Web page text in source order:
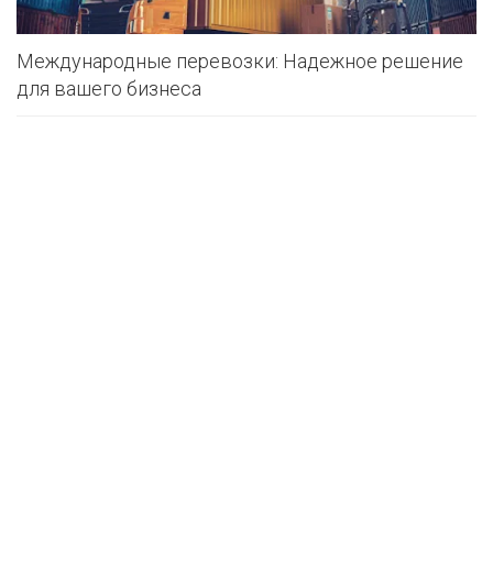
Международные перевозки: Надежное решение
для вашего бизнеса